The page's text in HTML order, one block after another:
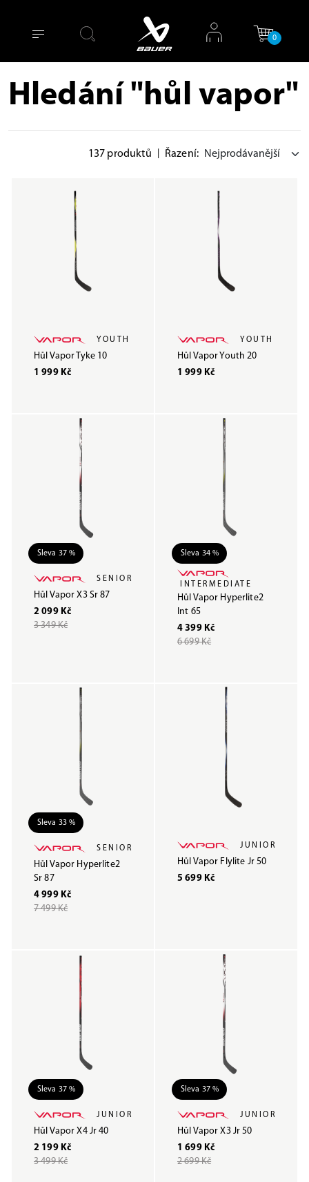
0
Hledání "hůl vapor"
137 produktů Řazení:
YOUTH
Hůl Vapor Tyke 10
1 999 Kč
YOUTH
Hůl Vapor Youth 20
1 999 Kč
Sleva 37 %
SENIOR
Hůl Vapor X3 Sr 87
2 099 Kč
3 349 Kč
Sleva 34 %
INTERMEDIATE
Hůl Vapor Hyperlite2
Int 65
4 399 Kč
6 699 Kč
Sleva 33 %
SENIOR
Hůl Vapor Hyperlite2
Sr 87
4 999 Kč
7 499 Kč
JUNIOR
Hůl Vapor Flylite Jr 50
5 699 Kč
Sleva 37 %
JUNIOR
Hůl Vapor X4 Jr 40
2 199 Kč
3 499 Kč
Sleva 37 %
JUNIOR
Hůl Vapor X3 Jr 50
1 699 Kč
2 699 Kč